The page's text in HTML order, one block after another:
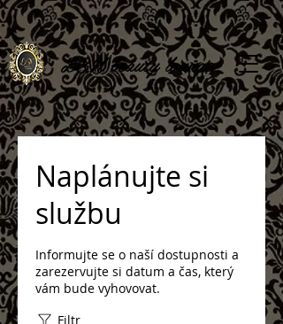
L&N beauty lounge
Naplánujte si
službu
Informujte se o naší dostupnosti a
zarezervujte si datum a čas, který
vám bude vyhovovat.
Filtr